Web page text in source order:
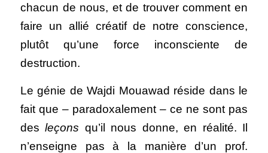
chacun de nous, et de trouver comment en
faire un allié créatif de notre conscience,
plutôt qu’une force inconsciente de
destruction.
Le génie de Wajdi Mouawad réside dans le
fait que – paradoxalement – ce ne sont pas
des leçons qu’il nous donne, en réalité. Il
n’enseigne pas à la manière d’un prof.